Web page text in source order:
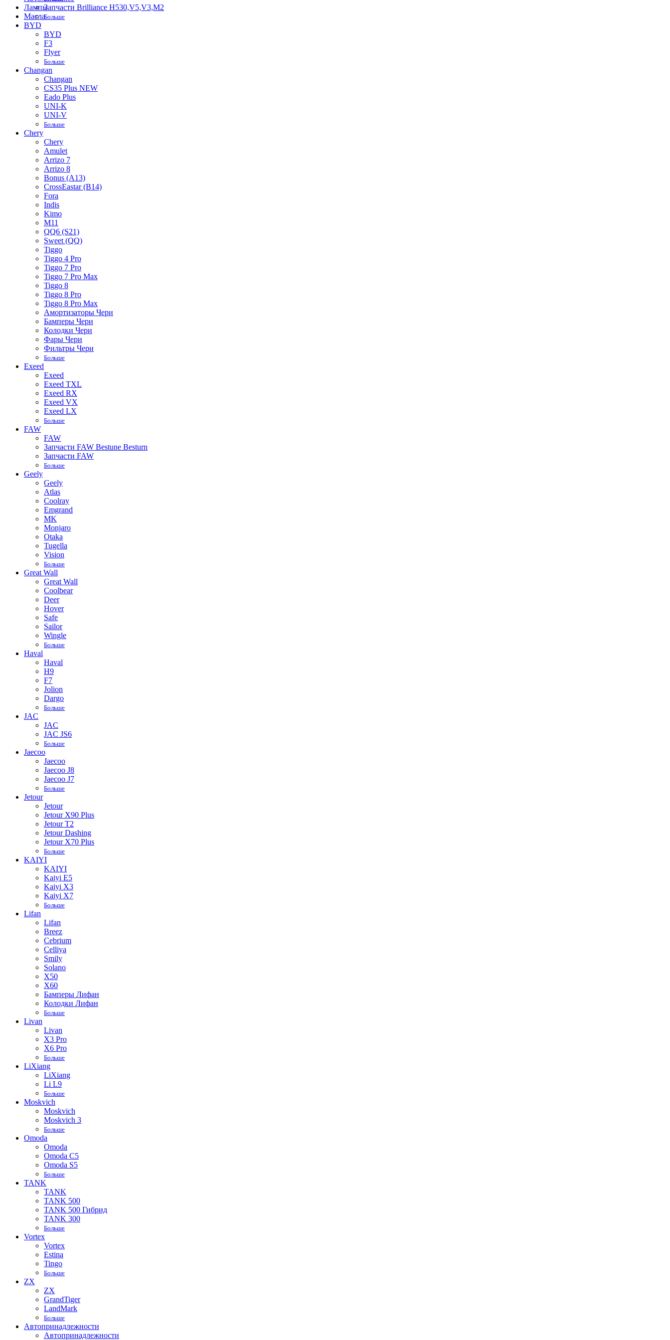
Лампы
Масла
Запчасти Brilliance H530,V5,V3,M2
Больше
BYD
BYD
F3
Flyer
Больше
Changan
Changan
CS35 Plus NEW
Eado Plus
UNI-K
UNI-V
Больше
Chery
Chery
Amulet
Arrizo 7
Arrizo 8
Bonus (A13)
CrossEastar (B14)
Fora
Indis
Kimo
M11
QQ6 (S21)
Sweet (QQ)
Tiggo
Tiggo 4 Pro
Tiggo 7 Pro
Tiggo 7 Pro Max
Tiggo 8
Tiggo 8 Pro
Tiggo 8 Pro Max
Амортизаторы Чери
Бамперы Чери
Колодки Чери
Фары Чери
Фильтры Чери
Больше
Exeed
Exeed
Exeed TXL
Exeed RX
Exeed VX
Exeed LX
Больше
FAW
FAW
Запчасти FAW Bestune Besturn
Запчасти FAW
Больше
Geely
Geely
Atlas
Coolray
Emgrand
MK
Monjaro
Otaka
Tugella
Vision
Больше
Great Wall
Great Wall
Coolbear
Deer
Hover
Safe
Sailor
Wingle
Больше
Haval
Haval
H9
F7
Jolion
Dargo
Больше
JAC
JAC
JAC JS6
Больше
Jaecoo
Jaecoo
Jaecoo J8
Jaecoo J7
Больше
Jetour
Jetour
Jetour X90 Plus
Jetour T2
Jetour Dashing
Jetour X70 Plus
Больше
KAIYI
KAIYI
Kaiyi E5
Kaiyi X3
Kaiyi X7
Больше
Lifan
Lifan
Breez
Cebrium
Celliya
Smily
Solano
X50
X60
Бамперы Лифан
Колодки Лифан
Больше
Livan
Livan
X3 Pro
X6 Pro
Больше
LiXiang
LiXiang
Li L9
Больше
Moskvich
Moskvich
Moskvich 3
Больше
Omoda
Omoda
Omoda C5
Omoda S5
Больше
TANK
TANK
TANK 500
TANK 500 Гибрид
TANK 300
Больше
Vortex
Vortex
Estina
Tingo
Больше
ZX
ZX
GrandTiger
LandMark
Больше
Автопринадлежности
Автопринадлежности